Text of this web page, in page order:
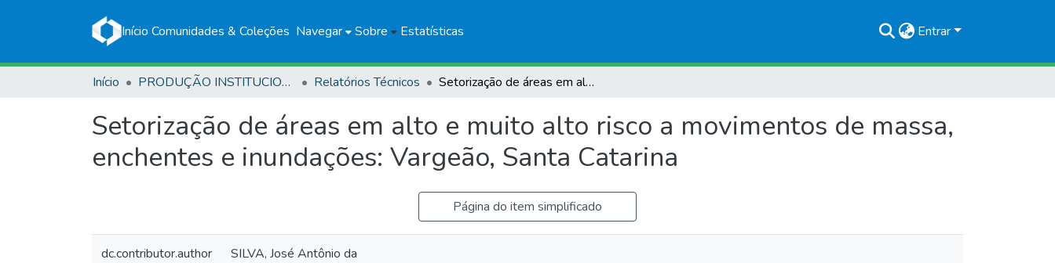
Início Comunidades & Coleções Navegar Sobre Estatísticas Entrar
Início PRODUÇÃO INSTITUCIONAL Relatórios Técnicos Setorização de áreas em alto e muito alto risco a movimentos de massa, enchentes e inundações: Vargeão, Santa Catarina
Setorização de áreas em alto e muito alto risco a movimentos de massa,
enchentes e inundações: Vargeão, Santa Catarina
Página do item simplificado
dc.contributor.author SILVA, José Antônio da